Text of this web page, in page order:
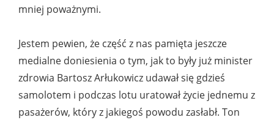
mniej poważnymi.
Jestem pewien, że część z nas pamięta jeszcze
medialne doniesienia o tym, jak to były już minister
zdrowia Bartosz Arłukowicz udawał się gdzieś
samolotem i podczas lotu uratował życie jednemu z
pasażerów, który z jakiegoś powodu zasłabł. Ton